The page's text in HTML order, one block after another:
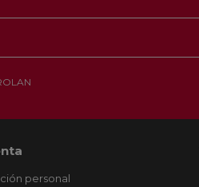
personal